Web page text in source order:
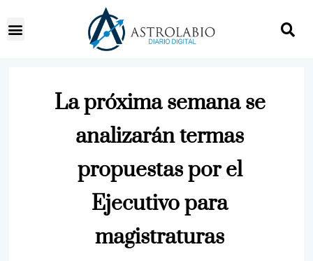
La próxima semana se
analizarán termas
propuestas por el
Ejecutivo para
magistraturas